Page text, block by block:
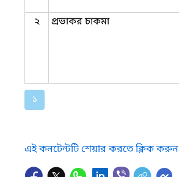
২ প্রভাকর চাকমা
১
এই কনটেন্টটি শেয়ার করতে ক্লিক করুন